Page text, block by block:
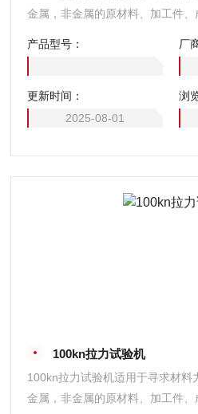
金属，非金属的原材料、加工件
产品型号：
厂
更新时间：
2025-08-01
浏
100kn拉力试验机
100kn拉力试验机适用于寻求材料
金属，非金属的原材料、加工件